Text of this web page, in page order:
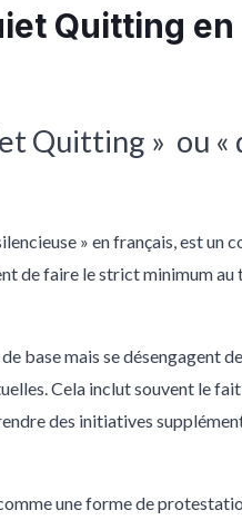
Quitting
Quitting » ou «
» en français, est
de faire le strict minimum
base mais se désengagent
Cela inclut souvent le
des initiatives
une forme de